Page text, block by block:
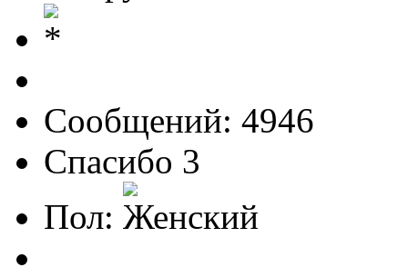
Сообщений: 4946
Спасибо 3
Пол: